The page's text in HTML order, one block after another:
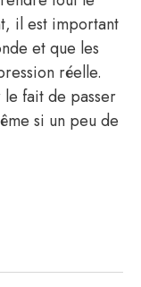
il est important
et que les
réelle.
le fait de passer
si un peu de